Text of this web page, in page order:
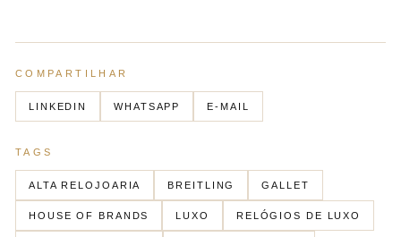
COMPARTILHAR
LINKEDIN WHATSAPP E-MAIL
TAGS
ALTA RELOJOARIA BREITLING GALLET
HOUSE OF BRANDS LUXO RELÓGIOS DE LUXO